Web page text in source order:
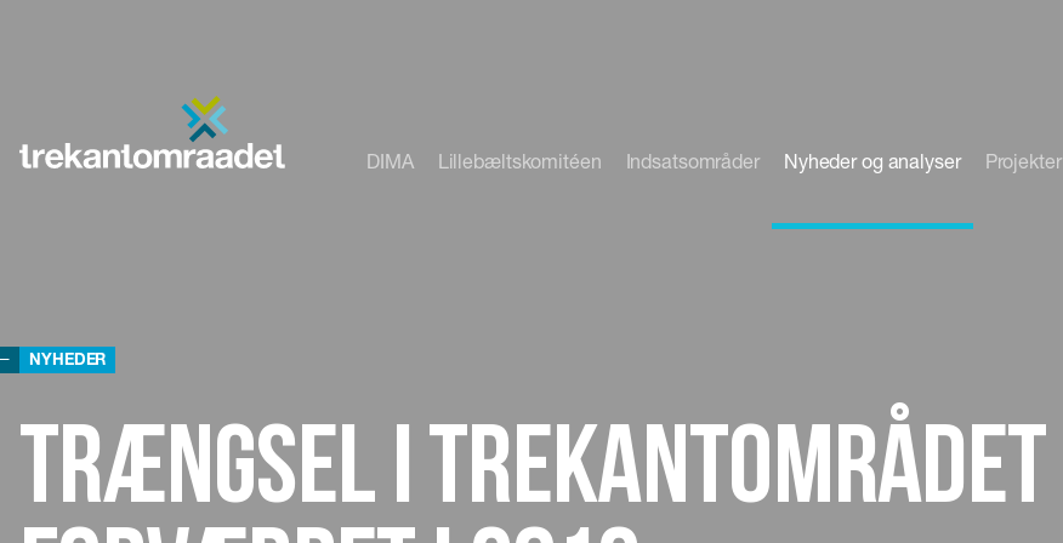
DIMA Lillebæltskomitéen Indsatsområder Nyheder og analyser Projekter
NYHEDER
Trængsel i Trekantområdet